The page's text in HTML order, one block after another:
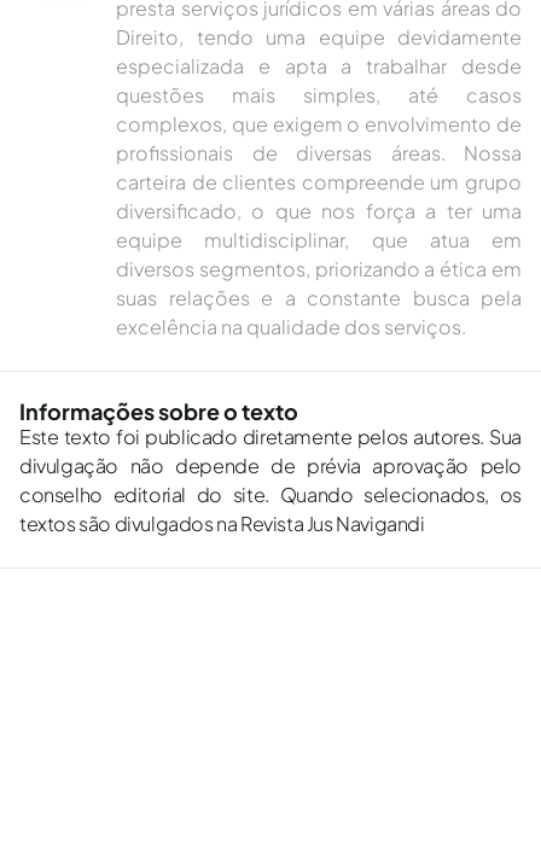
presta serviços jurídicos em várias áreas do
Direito, tendo uma equipe devidamente
especializada e apta a trabalhar desde
questões mais simples, até casos
complexos, que exigem o envolvimento de
profissionais de diversas áreas. Nossa
carteira de clientes compreende um grupo
diversificado, o que nos força a ter uma
equipe multidisciplinar, que atua em
diversos segmentos, priorizando a ética em
suas relações e a constante busca pela
excelência na qualidade dos serviços.
Informações sobre o texto
Este texto foi publicado diretamente pelos autores. Sua
divulgação não depende de prévia aprovação pelo
conselho editorial do site. Quando selecionados, os
textos são divulgados na Revista Jus Navigandi